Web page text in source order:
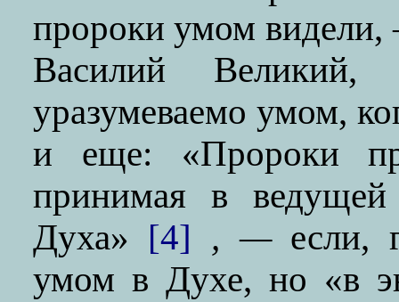
пророки умом видели,
Василий Великий,
уразумеваемо умом,
и еще: «Пророки
принимая в ведущей
Духа» [4] , —если,
умом в Духе, но «в